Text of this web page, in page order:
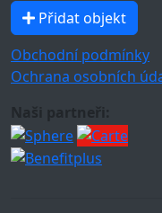
Přidat objekt
Obchodní podmínky
Ochrana osobních
Naši partneři: